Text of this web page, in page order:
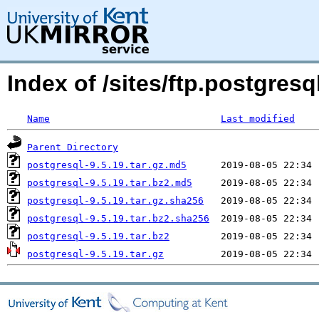
Index of /sites/
Name Last modified
Parent Directory
postgresql-9.5.19.tar.gz.md5
postgresql-9.5.19.tar.bz2.md5
postgresql-9.5.19.tar.gz.sha256
postgresql-9.5.19.tar.bz2.sha256
postgresql-9.5.19.tar.bz2
postgresql-9.5.19.tar.gz